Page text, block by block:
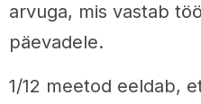
arvuga, mis vastab
päevadele.
1/12 meetod eeldab,